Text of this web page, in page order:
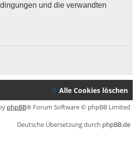
und die verwandten
Alle Cookies löschen
phpBB® Forum Software © phpBB Limited
Deutsche Übersetzung durch phpBB.de